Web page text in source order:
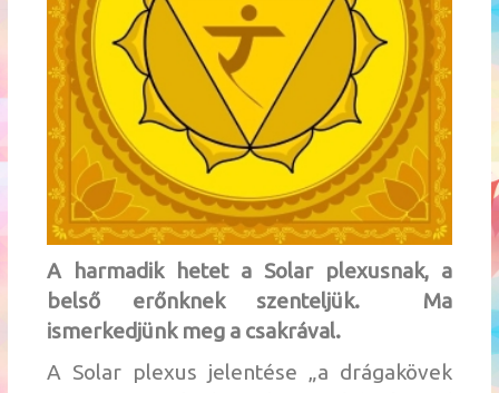
A harmadik hetet a Solar plexusnak, a
belső erőnknek szenteljük. Ma
ismerkedjünk meg a csakrával.
A Solar plexus jelentése „a drágakövek